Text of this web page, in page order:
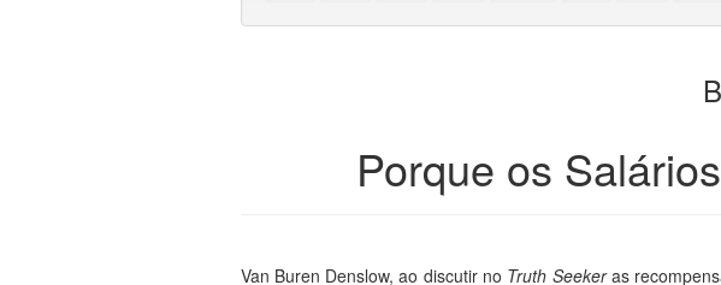
Porque os
Van Buren Denslow, ao discutir no Truth Seekeras